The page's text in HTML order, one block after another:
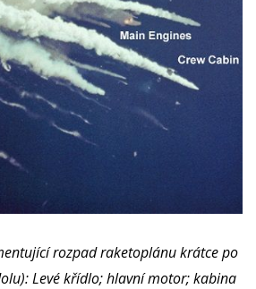
rozpad raketoplánu krátce po
Levé křídlo; hlavní motor; kabina